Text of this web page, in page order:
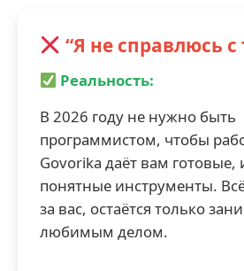
“Я не справлюсь
Реальность:
В 2026 году не нужно быть
программистом, чтобы
Govorika даёт вам готовые,
понятные инструменты.
за вас, остаётся только
любимым делом.